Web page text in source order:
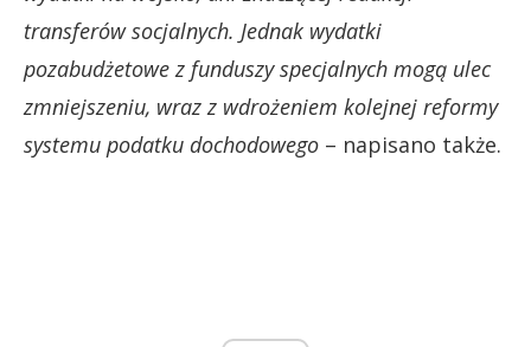
transferów socjalnych. Jednak wydatki
pozabudżetowe z funduszy specjalnych mogą ulec
zmniejszeniu, wraz z wdrożeniem kolejnej reformy
systemu podatku dochodowego – napisano także.